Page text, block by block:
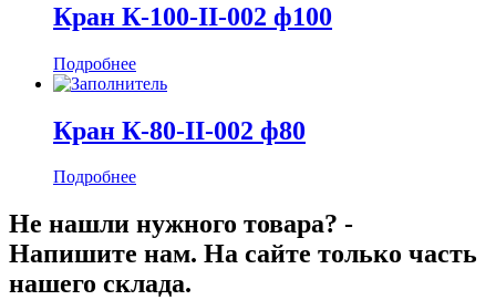
Кран К-100-II-002 ф100
Подробнее
Кран К-80-II-002 ф80
Подробнее
Не нашли нужного товара? -
Напишите нам. На сайте только часть
нашего склада.